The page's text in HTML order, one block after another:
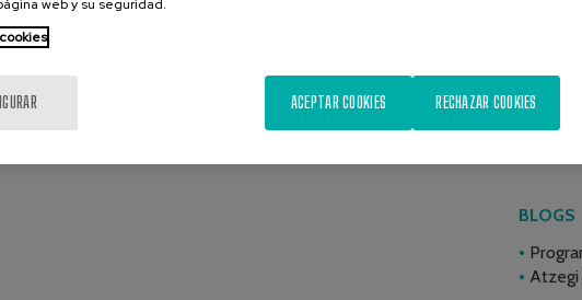
Junio
BLOGS
Atzegi
web y su seguridad.
RECHAZAR COOKIES
ACEPTAR COOKIES